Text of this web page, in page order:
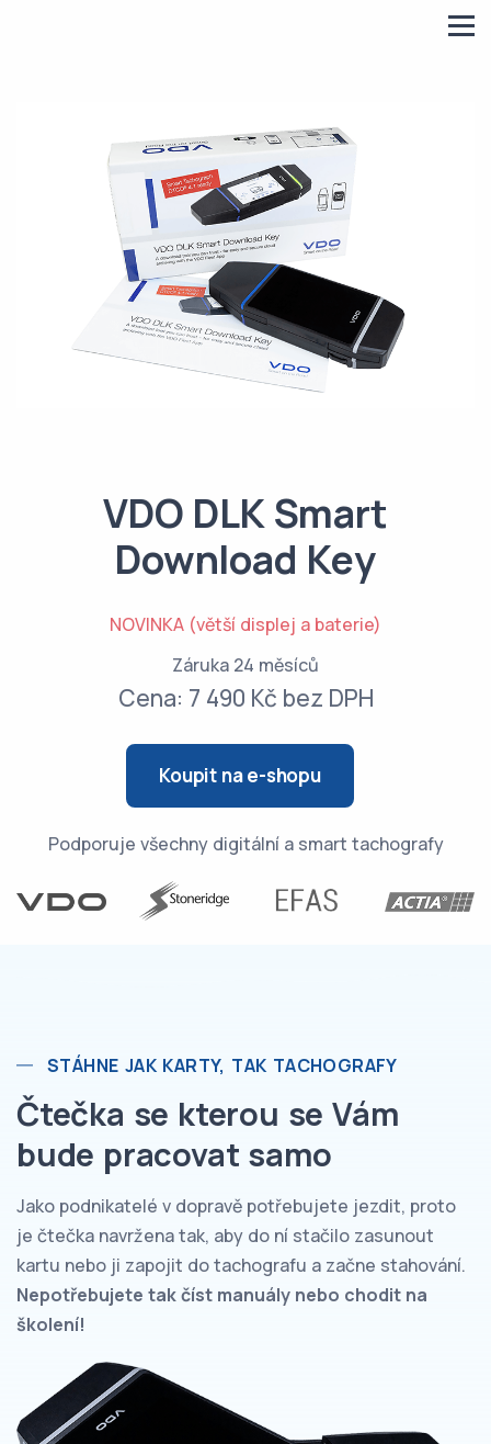
VDO DLK Smart
Download Key
NOVINKA (větší displej a baterie)
Záruka 24 měsíců
Cena: 7 490 Kč bez DPH
Koupit na e-shopu
Podporuje všechny digitální a smart tachografy
STÁHNE JAK KARTY, TAK TACHOGRAFY
Čtečka se kterou se Vám
bude pracovat samo
Jako podnikatelé v dopravě potřebujete jezdit, proto
je čtečka navržena tak, aby do ní stačilo zasunout
kartu nebo ji zapojit do tachografu a začne stahování.
Nepotřebujete tak číst manuály nebo chodit na
školení!